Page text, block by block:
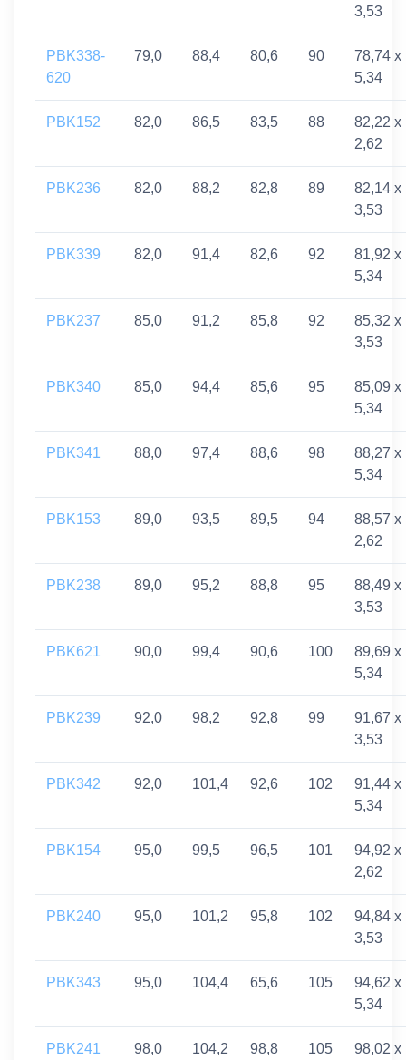
3,53
PBK338-
620
79,0 88,4 80,6 90
78,74 x
5,34
PBK152 82,0 86,5 83,5 88
82,22 x
2,62
PBK236 82,0 88,2 82,8 89
82,14 x
3,53
PBK339 82,0 91,4 82,6 92
81,92 x
5,34
PBK237 85,0 91,2 85,8 92
85,32 x
3,53
PBK340 85,0 94,4 85,6 95
85,09 x
5,34
PBK341 88,0 97,4 88,6 98
88,27 x
5,34
PBK153 89,0 93,5 89,5 94
88,57 x
2,62
PBK238 89,0 95,2 88,8 95
88,49 x
3,53
PBK621 90,0 99,4 90,6 100
89,69 x
5,34
PBK239 92,0 98,2 92,8 99
91,67 x
3,53
PBK342 92,0 101,4 92,6 102
91,44 x
5,34
PBK154 95,0 99,5 96,5 101
94,92 x
2,62
PBK240 95,0 101,2 95,8 102
94,84 x
3,53
PBK343 95,0 104,4 65,6 105
94,62 x
5,34
PBK241 98,0 104,2 98,8 105
98,02 x